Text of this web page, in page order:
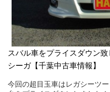
スバル車をプライスダウン
シーガ【千葉中古車情報】
今回の超目玉車はレガシーツ